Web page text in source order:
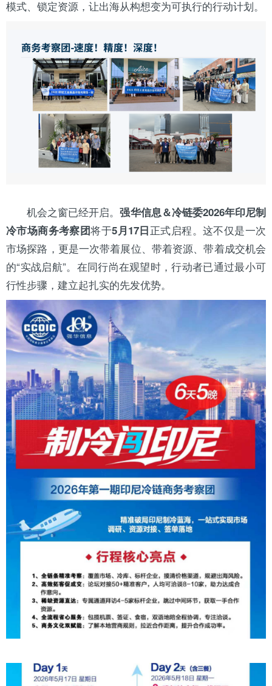
模式、锁定资源，让出海从构想变为可执行的行动计划。
机会之窗已经开启。强华信息＆冷链委2026年印尼制
冷市场商务考察团将于5月17日正式启程。这不仅是一次
市场探路，更是一次带着展位、带着资源、带着成交机会
的“实战启航”。在同行尚在观望时，行动者已通过最小可
行性步骤，建立起扎实的先发优势。